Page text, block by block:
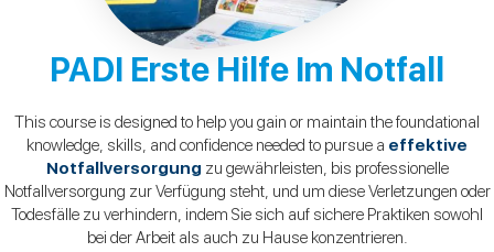
PADI Erste Hilfe Im Notfall
This course is designed to help you gain or maintain the foundational
knowledge, skills, and confidence needed to pursue a effektive
Notfallversorgung zu gewährleisten, bis professionelle
Notfallversorgung zur Verfügung steht, und um diese Verletzungen oder
Todesfälle zu verhindern, indem Sie sich auf sichere Praktiken sowohl
bei der Arbeit als auch zu Hause konzentrieren.